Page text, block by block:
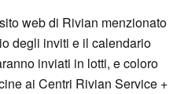
web di Rivian menzionato
degli inviti e il calendario
inviati in lotti, e coloro
ai Centri Rivian Service +